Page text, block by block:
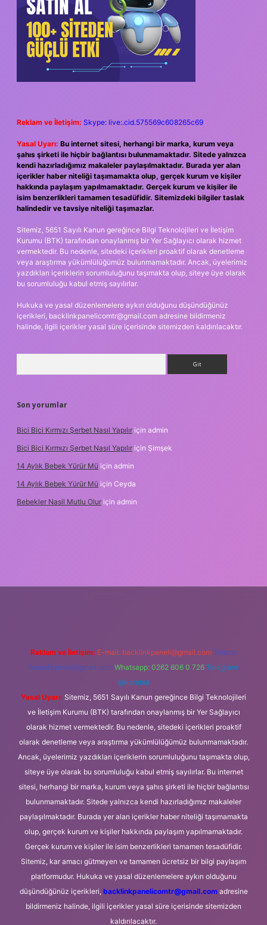
Reklam ve İletişim: Skype: live:.cid.575569c608265c69
Yasal Uyarı: Bu internet sitesi, herhangi bir marka, kurum veya
şahıs şirketi ile hiçbir bağlantısı bulunmamaktadır. Sitede yalnızca
kendi hazırladığımız makaleler paylaşılmaktadır. Burada yer alan
içerikler haber niteliği taşımamakta olup, gerçek kurum ve kişiler
hakkında paylaşım yapılmamaktadır. Gerçek kurum ve kişiler ile
isim benzerlikleri tamamen tesadüfidir. Sitemizdeki bilgiler taslak
halindedir ve tavsiye niteliği taşımazlar.
Sitemiz, 5651 Sayılı Kanun gereğince Bilgi Teknolojileri ve İletişim
Kurumu (BTK) tarafından onaylanmış bir Yer Sağlayıcı olarak hizmet
vermektedir. Bu nedenle, sitedeki içerikleri proaktif olarak denetleme
veya araştırma yükümlülüğümüz bulunmamaktadır. Ancak, üyelerimiz
yazdıkları içeriklerin sorumluluğunu taşımakta olup, siteye üye olarak
bu sorumluluğu kabul etmiş sayılırlar.
Hukuka ve yasal düzenlemelere aykırı olduğunu düşündüğünüz
içerikleri, backlinkpanelicomtr@gmail.com adresine bildirmeniz
halinde, ilgili içerikler yasal süre içerisinde sitemizden kaldırılacaktır.
Son yorumlar
Bici Bici Kırmızı Şerbet Nasıl Yapılır için admin
Bici Bici Kırmızı Şerbet Nasıl Yapılır için Şimşek
14 Aylık Bebek Yürür Mü için admin
14 Aylık Bebek Yürür Mü için Ceyda
Bebekler Nasil Mutlu Olur için admin
Reklam ve İletişim: E-mail: backlinkpaneli@gmail.com Teams:
forumhizmeti@gmail.com Whatsapp: 0262 606 0 726 Telegram:
@karabul
Yasal Uyarı: Sitemiz, 5651 Sayılı Kanun gereğince Bilgi Teknolojileri
ve İletişim Kurumu (BTK) tarafından onaylanmış bir Yer Sağlayıcı
olarak hizmet vermektedir. Bu nedenle, sitedeki içerikleri proaktif
olarak denetleme veya araştırma yükümlülüğümüz bulunmamaktadır.
Ancak, üyelerimiz yazdıkları içeriklerin sorumluluğunu taşımakta olup,
siteye üye olarak bu sorumluluğu kabul etmiş sayılırlar. Bu internet
sitesi, herhangi bir marka, kurum veya şahıs şirketi ile hiçbir bağlantısı
bulunmamaktadır. Sitede yalnızca kendi hazırladığımız makaleler
paylaşılmaktadır. Burada yer alan içerikler haber niteliği taşımamakta
olup, gerçek kurum ve kişiler hakkında paylaşım yapılmamaktadır.
Gerçek kurum ve kişiler ile isim benzerlikleri tamamen tesadüfidir.
Sitemiz, kar amacı gütmeyen ve tamamen ücretsiz bir bilgi paylaşım
platformudur. Hukuka ve yasal düzenlemelere aykırı olduğunu
düşündüğünüz içerikleri, backlinkpanelicomtr@gmail.comadresine
bildirmeniz halinde, ilgili içerikler yasal süre içerisinde sitemizden
kaldırılacaktır.